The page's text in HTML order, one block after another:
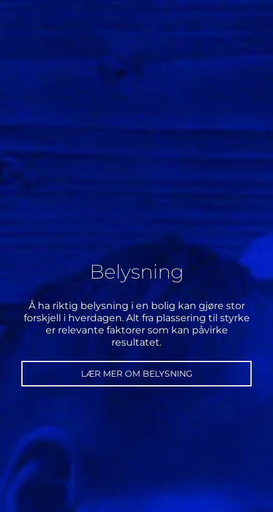
Belysning
Å ha riktig belysning i en bolig kan gjøre stor
forskjell i hverdagen. Alt fra plassering til styrke
er relevante faktorer som kan påvirke
resultatet.
LÆR MER OM BELYSNING